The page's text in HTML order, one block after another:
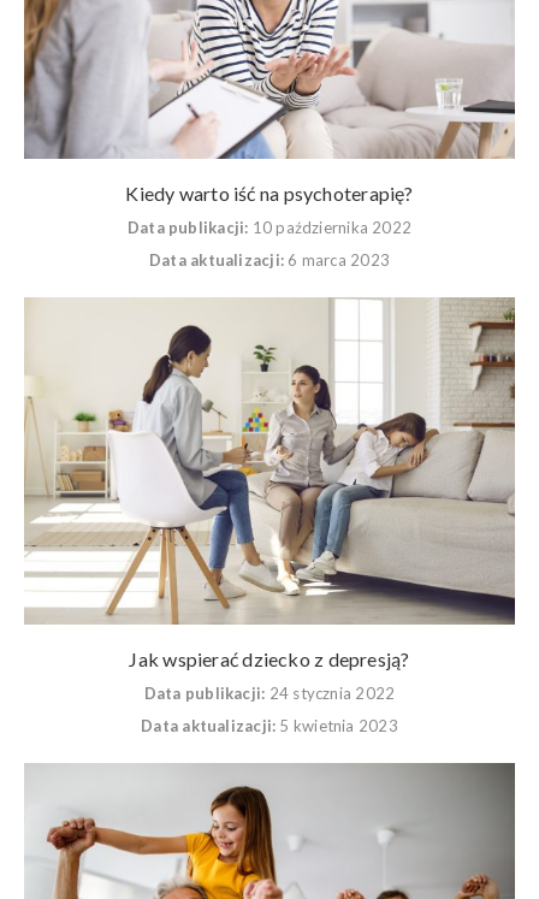
Kiedy warto iść na psychoterapię?
Data publikacji: 10 października 2022
Data aktualizacji: 6 marca 2023
Jak wspierać dziecko z depresją?
Data publikacji: 24 stycznia 2022
Data aktualizacji: 5 kwietnia 2023